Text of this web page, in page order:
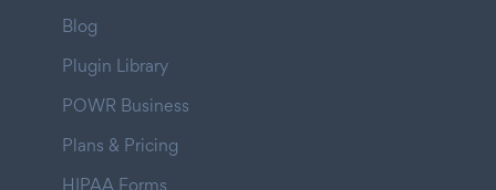
Blog
Plugin Library
POWR Business
Plans & Pricing
HIPAA Forms